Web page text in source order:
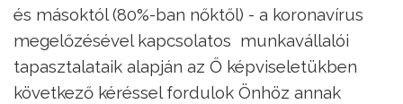
és másoktól (80%-ban nőktől) - a koronavírus
megelőzésével kapcsolatos munkavállalói
tapasztalataik alapján az Ő képviseletükben
következő kéréssel fordulok Önhöz annak